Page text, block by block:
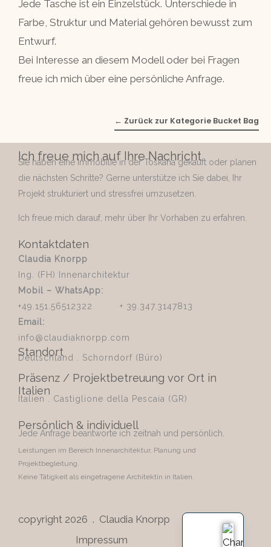
Jede Tasche ist ein Einzelstück. Unterschiede in
Farbe, Struktur und Material gehören bewusst zum
Entwurf.
Bei Interesse an diesem Modell oder bei Fragen
freue ich mich über eine persönliche Anfrage.
← Zurück zur Kategorie Bucket Bag
Ich freue mich auf Ihre Nachricht
Sie haben eine Immobilie in der Toskana gekauft oder planen
die nächsten Schritte? Gerne unterstütze ich Sie dabei, Ihr
Projekt strukturiert und stressfrei umzusetzen.
Ich freue mich darauf, mehr über Ihr Vorhaben zu erfahren.
Kontaktdaten
Claudia Knorpp
Ing. (FH) Innenarchitektur
Mobil – WhatsApp:
+49.151.56512322 + 39.347.3147813
Email:
info@claudiaknorpp.com
Standort
Deutschland . Schorndorf (Büro)
Präsenz / Projektbetreuung vor Ort in
Italien
Italien . Castiglione della Pescaia (GR)
Persönlich & individuell
Jede Anfrage beantworte ich zeitnah und persönlich.
Leistungen im Bereich Innenarchitektur, Planung und
Projektbegleitung.
Keine Tätigkeit als eingetragene Architektin in Italien.
copyright 2026 . Claudia Knorpp
Impressum